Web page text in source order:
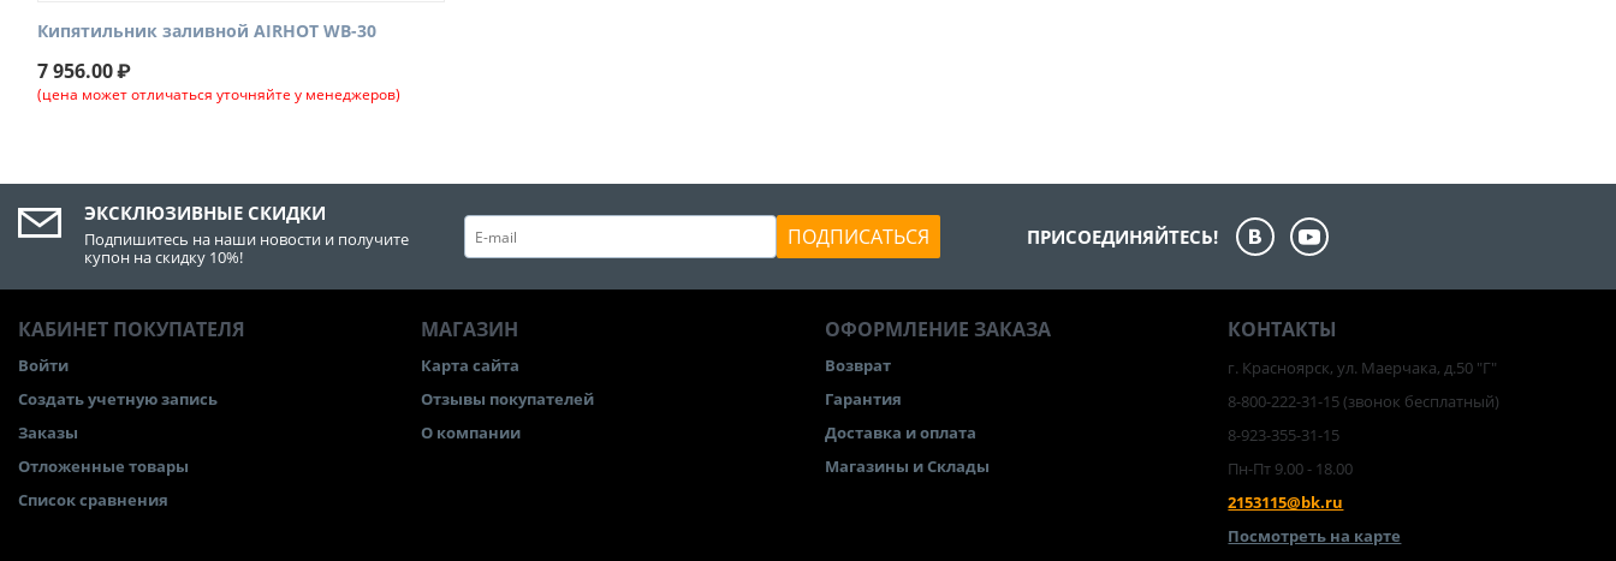
Кипятильник заливной AIRHOT WB-30
7 956.00₽
(цена может отличаться уточняйте у менеджеров)
ЭКСКЛЮЗИВНЫЕ СКИДКИ
Подпишитесь на наши новости и получите
купон на скидку 10%!
ПОДПИСАТЬСЯ ПРИСОЕДИНЯЙТЕСЬ!
КАБИНЕТ ПОКУПАТЕЛЯ
Войти
Создать учетную запись
Заказы
Отложенные товары
Список сравнения
МАГАЗИН
Карта сайта
Отзывы покупателей
О компании
ОФОРМЛЕНИЕ ЗАКАЗА
Возврат
Гарантия
Доставка и оплата
Магазины и Склады
КОНТАКТЫ
г. Красноярск, ул. Маерчака, д.50 "Г"
8-800-222-31-15(звонок бесплатный)
8-923-355-31-15
Пн-Пт 9.00 - 18.00
2153115@bk.ru
Посмотреть на карте